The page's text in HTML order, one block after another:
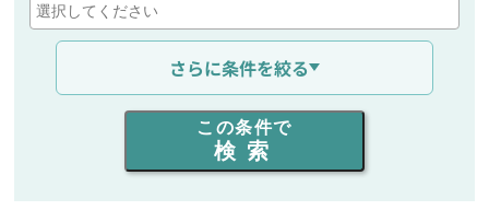
通信距離を選ぶ
出力を選ぶ
同時通話人数を選ぶ
さらに条件を絞る
この条件で
検索